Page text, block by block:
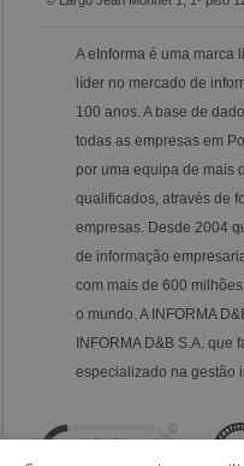
A eInforma é uma marca
líder no mercado de
100 anos. A base de
todas as empresas em
por uma equipa de mais
qualificados, através de
empresas. Desde 2004
de informação
com mais de 600
o mundo. A INFORMA
INFORMA D&B S.A.
especializado na gestão